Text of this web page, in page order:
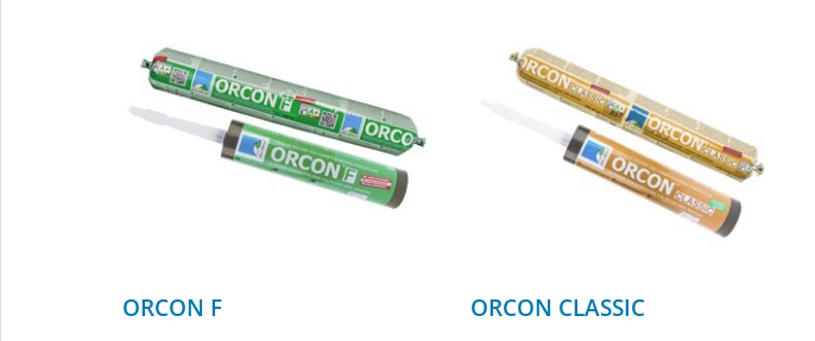
ORCON F ORCON CLASSIC